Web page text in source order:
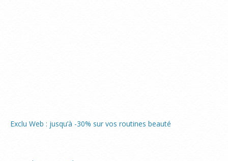
Exclu Web : jusqu’à -30% sur vos routines beauté